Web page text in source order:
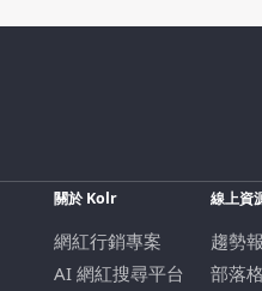
關於 Kolr
網紅行銷專案
AI 網紅搜尋平台
線上資
趨勢
部落格